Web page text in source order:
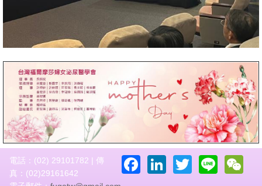
Facebook
LinkedIn
Twitter
Line
電話：(02) 29101782 | 傳
真：(02)29161642